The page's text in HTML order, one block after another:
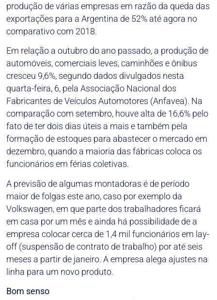
produção de várias empresas em razão da queda das
exportações para a Argentina de 52% até agora no
comparativo com 2018.
Em relação a outubro do ano passado, a produção de
automóveis, comerciais leves, caminhões e ônibus
cresceu 9,6%, segundo dados divulgados nesta
quarta-feira, 6, pela Associação Nacional dos
Fabricantes de Veículos Automotores (Anfavea). Na
comparação com setembro, houve alta de 16,6% pelo
fato de ter dois dias úteis a mais e também pela
formação de estoques para abastecer o mercado em
dezembro, quando a maioria das fábricas coloca os
funcionários em férias coletivas.
A previsão de algumas montadoras é de período
maior de folgas este ano, caso por exemplo da
Volkswagen, em que parte dos trabalhadores ficará
em casa por um mês e ainda há possibilidade de a
empresa colocar cerca de 1,4 mil funcionários em lay-
off (suspensão de contrato de trabalho) por até seis
meses a partir de janeiro. A empresa alega ajustes na
linha para um novo produto.
Bom senso